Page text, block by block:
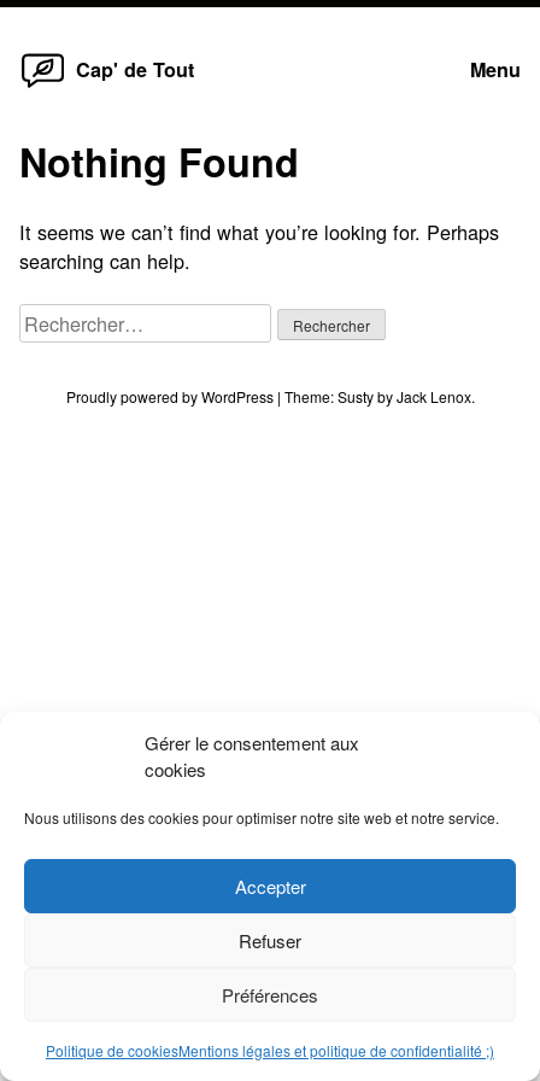
Gérer le consentement aux
cookies
Nous utilisons des cookies pour optimiser notre site web et notre service.
Accepter
Refuser
Préférences
Politique de cookiesMentions légales et politique de confidentialité ;)
Skip
Cap' de Tout Menu
Nothing Found
It seems we can’t find what you’re looking for. Perhaps
searching can help.
Rechercher :
Proudly powered by WordPress | Theme:SustybyJack Lenox.